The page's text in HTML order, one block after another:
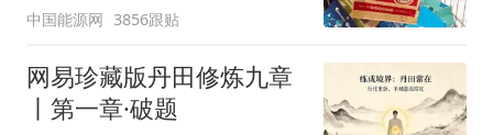
中国能源网 3856跟贴
网易珍藏版丹田修炼九章
丨第一章·破题